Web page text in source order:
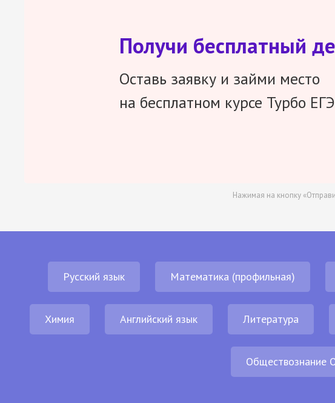
Получи бесплатный
Оставь заявку и займи место
на бесплатном курсе Турбо ЕГЭ
Нажимая на кнопку
Русский язык Математика (профильная)
Химия Английский язык Литература
Обществознание